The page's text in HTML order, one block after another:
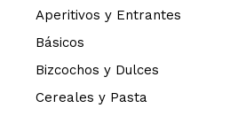
Aperitivos y Entrantes
Básicos
Bizcochos y Dulces
Cereales y Pasta